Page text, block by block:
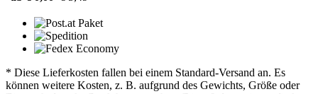
* Diese Lieferkosten fallen bei einem Standard-Versand an. Es
können weitere Kosten, z. B. aufgrund des Gewichts, Größe oder